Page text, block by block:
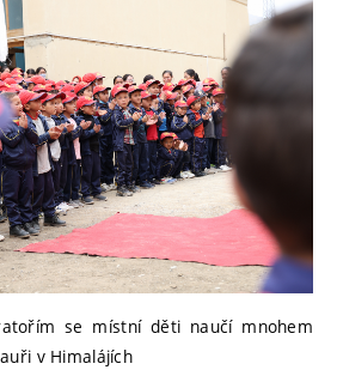
se místní děti naučí mnohem
v Himalájích